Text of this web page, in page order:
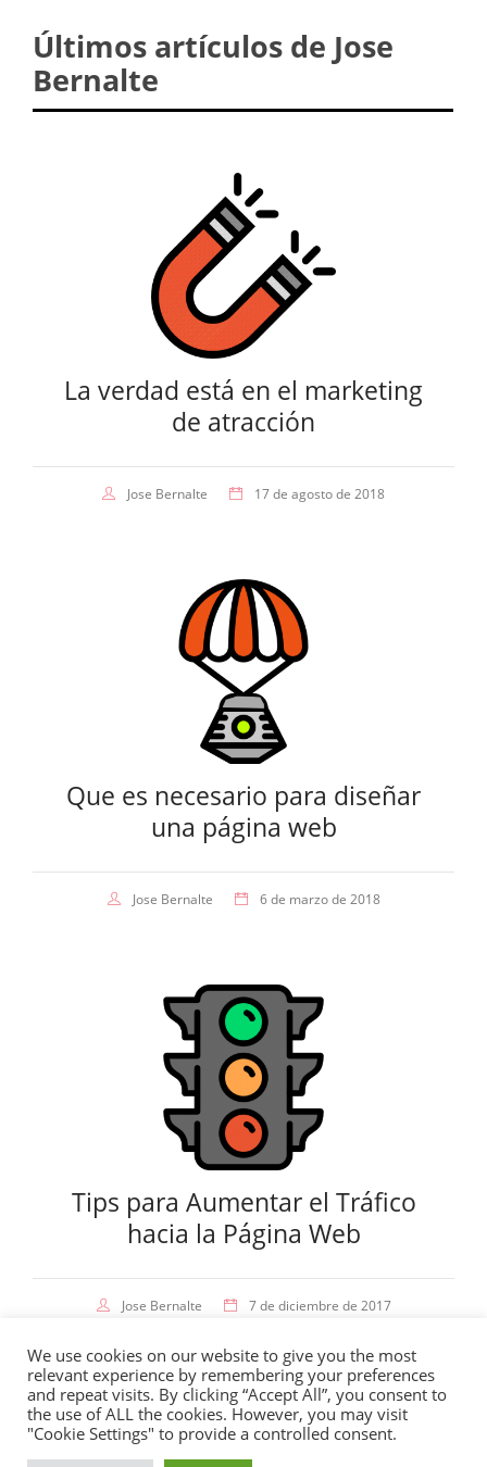
SOBRE MI SERVICIOS PORTFOLIO HERRAMIENTAS BLOG
Últimos artículos de Jose
Bernalte
La verdad está en el marketing
de atracción
Jose Bernalte 17 de agosto de 2018
Que es necesario para diseñar
una página web
Jose Bernalte 6 de marzo de 2018
Tips para Aumentar el Tráfico
hacia la Página Web
Jose Bernalte 7 de diciembre de 2017
© 2026Jose Bernalte desde Valencia con♥
Mapa del Sitio·Cookies· Términos de Uso·Privacidad
We use cookies on our website to give you the most
relevant experience by remembering your preferences
and repeat visits. By clicking “Accept All”, you consent to
the use of ALL the cookies. However, you may visit
"Cookie Settings" to provide a controlled consent.